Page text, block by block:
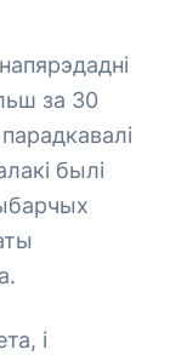
за 30
былі
і